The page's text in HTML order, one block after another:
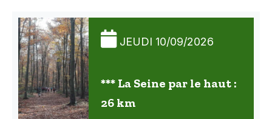
JEUDI 10/09/2026
*** La Seine par le haut :
26 km